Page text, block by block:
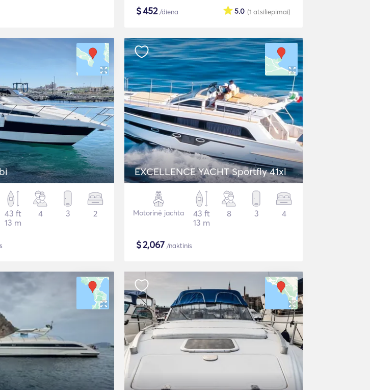
$452/diena (1 atsiliepimai)
5.0
43 ft
13 m
4 3 2
EXCELLENCE YACHT Sportfly 41xl
Motorinė jachta
43 ft
13 m
8 3 4
$2,067 /naktinis